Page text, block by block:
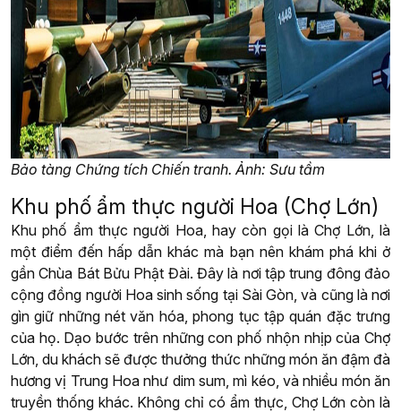
Bảo tàng Chứng tích Chiến tranh. Ảnh: Sưu tầm
Khu phố ẩm thực người Hoa (Chợ Lớn)
Khu phố ẩm thực người Hoa, hay còn gọi là Chợ Lớn, là
một điểm đến hấp dẫn khác mà bạn nên khám phá khi ở
gần Chùa Bát Bửu Phật Đài. Đây là nơi tập trung đông đảo
cộng đồng người Hoa sinh sống tại Sài Gòn, và cũng là nơi
gìn giữ những nét văn hóa, phong tục tập quán đặc trưng
của họ. Dạo bước trên những con phố nhộn nhịp của Chợ
Lớn, du khách sẽ được thưởng thức những món ăn đậm đà
hương vị Trung Hoa như dim sum, mì kéo, và nhiều món ăn
truyền thống khác. Không chỉ có ẩm thực, Chợ Lớn còn là